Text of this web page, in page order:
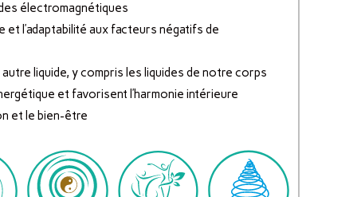
électromagnétiques
et l’adaptabilité aux facteurs négatifs de
liquide, y compris les liquides de notre corps
et favorisent l’harmonie intérieure
et le bien-être